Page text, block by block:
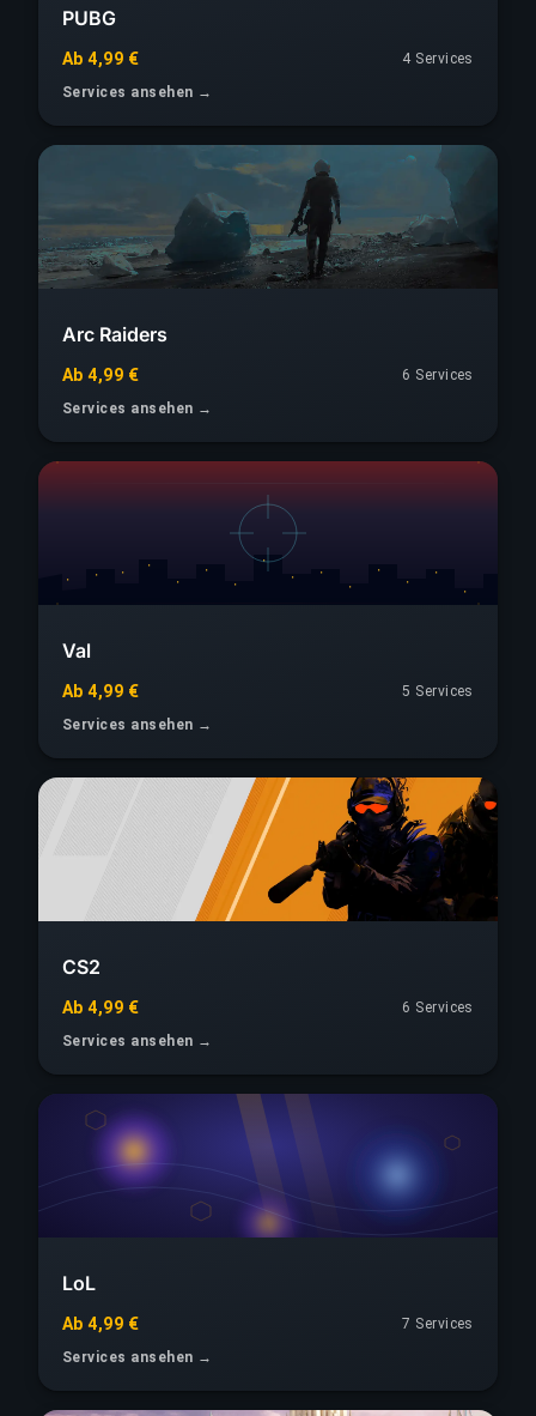
PUBG
Ab 4,99 €
4 Services
Services ansehen →
Arc Raiders
Ab 4,99 €
6 Services
Services ansehen →
Val
Ab 4,99 €
5 Services
Services ansehen →
CS2
Ab 4,99 €
6 Services
Services ansehen →
LoL
Ab 4,99 €
7 Services
Services ansehen →